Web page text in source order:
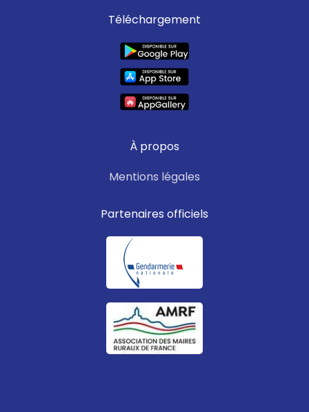
Téléchargement
À propos
Mentions légales
Partenaires officiels